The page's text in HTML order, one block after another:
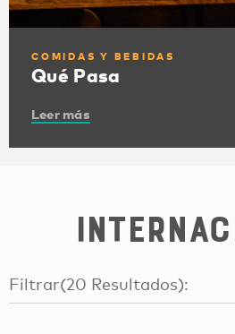
COMIDAS Y BEBIDAS
Qué Pasa
Leer más
Filtrar(20 Resultados):